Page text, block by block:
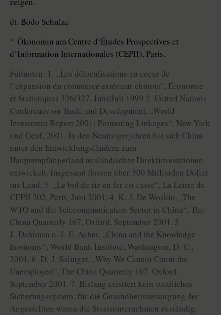
dt. Bodo Schulze
* Ökonomin am Centre d‘Études Prospectives et
d‘Information Internationales (CEPII), Paris.
Fußnoten: 1 „Les délocalisations au coeur de
l‘expansion du commerce extérieur chinois“, Économie
et Statistiques 326/327, Juni/Juli 1999 2 United Nations
Conference on Trade and Development, „World
Investment Report 2001: Promoting Linkages“, New York
und Genf, 2001. In den Neunzigerjahren hat sich China
unter den Entwicklungsländern zum
Hauptempfängerland ausländischer Direktinvestitionen
entwickelt. Insgesamt flossen über 300 Milliarden Dollar
ins Land. 3 „Le bol de riz en fer est cassé“, La Lettre du
CEPII 202, Paris, Juni 2001. 4 K. J. De Woskin, „The
WTO and the Telecommunication Sector in China“, The
China Quarterly 167, Oxford, September 2001. 5
J. Dahlman u. J. E. Auber, „China and the Knowledge
Economy“, World Bank Institute, Washington, D. C.,
2001. 6 D. J. Solinger, „Why We Cannot Count the
Unemployed“, The China Quarterly 167, Oxford,
September 2001. 7 Bislang existiert kein staatliches
Sicherungssystem; für die Gesundheitsversorgung der
Angestellten waren die Staatsunternehmen zuständig.